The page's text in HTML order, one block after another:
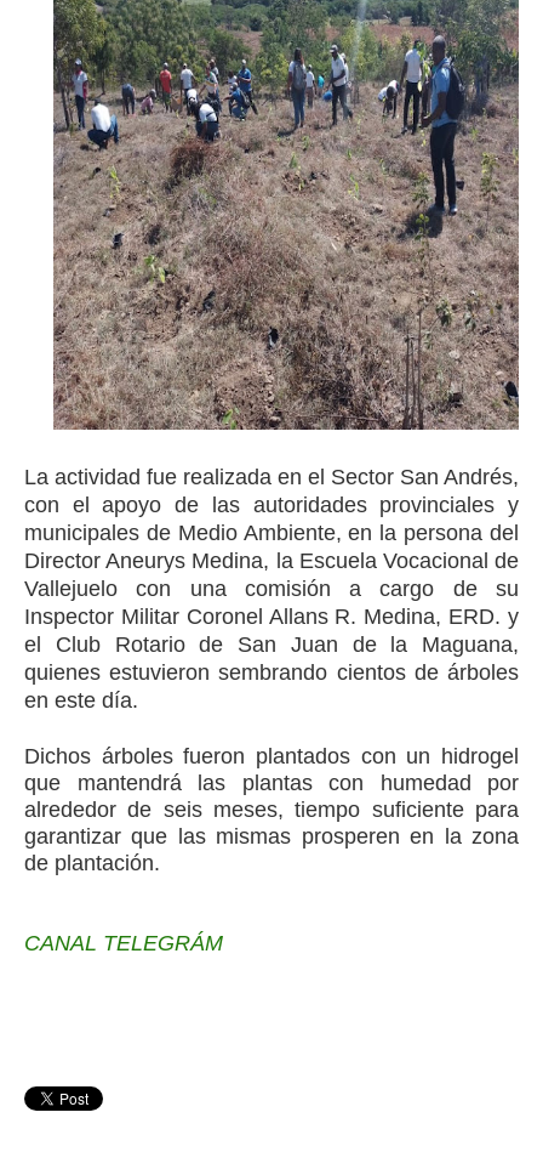
La actividad fue realizada en el Sector San Andrés,
con el apoyo de las autoridades provinciales y
municipales de Medio Ambiente, en la persona del
Director Aneurys Medina, la Escuela Vocacional de
Vallejuelo con una comisión a cargo de su
Inspector Militar Coronel Allans R. Medina, ERD. y
el Club Rotario de San Juan de la Maguana,
quienes estuvieron sembrando cientos de árboles
en este día.
Dichos árboles fueron plantados con un hidrogel
que mantendrá las plantas con humedad por
alrededor de seis meses, tiempo suficiente para
garantizar que las mismas prosperen en la zona
de plantación.
CANAL TELEGRÁM